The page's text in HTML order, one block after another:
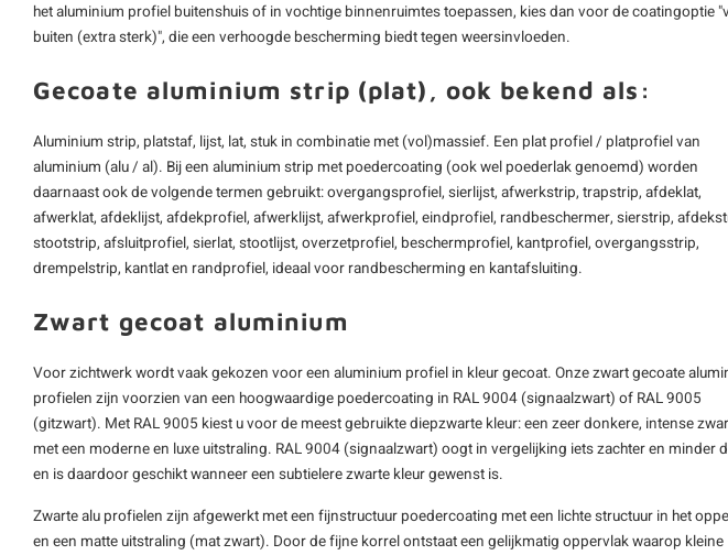
het aluminium profiel buitenshuis of in vochtige binnenruimtes toepassen, kies dan voor de coatingoptie
buiten (extra sterk)", die een verhoogde bescherming biedt tegen weersinvloeden.
Gecoate aluminium strip (plat), ook bekend als:
Aluminium strip, platstaf, lijst, lat, stuk in combinatie met (vol)massief. Een plat profiel / platprofiel van
aluminium (alu / al). Bij een aluminium strip met poedercoating (ook wel poederlak genoemd) worden
daarnaast ook de volgende termen gebruikt: overgangsprofiel, sierlijst, afwerkstrip, trapstrip, afdeklat,
afwerklat, afdeklijst, afdekprofiel, afwerklijst, afwerkprofiel, eindprofiel, randbeschermer, sierstrip,
stootstrip, afsluitprofiel, sierlat, stootlijst, overzetprofiel, beschermprofiel, kantprofiel, overgangsstrip,
drempelstrip, kantlat en randprofiel, ideaal voor randbescherming en kantafsluiting.
Zwart gecoat aluminium
Voor zichtwerk wordt vaak gekozen voor een aluminium profiel in kleur gecoat. Onze zwart gecoate
profielen zijn voorzien van een hoogwaardige poedercoating in RAL 9004 (signaalzwart) of RAL 9005
(gitzwart). Met RAL 9005 kiest u voor de meest gebruikte diepzwarte kleur: een zeer donkere, intense
met een moderne en luxe uitstraling. RAL 9004 (signaalzwart) oogt in vergelijking iets zachter en minder
en is daardoor geschikt wanneer een subtielere zwarte kleur gewenst is.
Zwarte alu profielen zijn afgewerkt met een fijnstructuur poedercoating met een lichte structuur in het
en een matte uitstraling (mat zwart). Door de fijne korrel ontstaat een gelijkmatig oppervlak waarop kleine